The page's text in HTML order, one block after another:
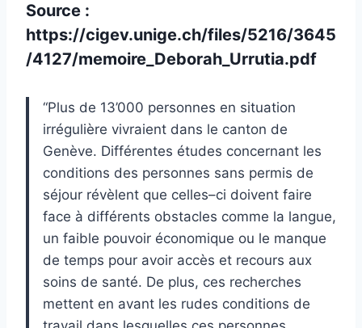
Source :
https://cigev.unige.ch/files/5216/3645
/4127/memoire_Deborah_Urrutia.pdf
“Plus de 13’000 personnes en situation
irrégulière vivraient dans le canton de
Genève. Différentes études concernant les
conditions des personnes sans permis de
séjour révèlent que celles–ci doivent faire
face à différents obstacles comme la langue,
un faible pouvoir économique ou le manque
de temps pour avoir accès et recours aux
soins de santé. De plus, ces recherches
mettent en avant les rudes conditions de